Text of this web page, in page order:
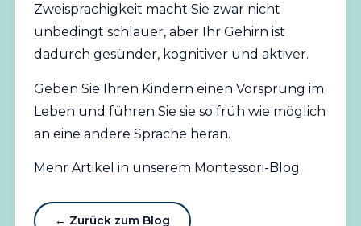
Zweisprachigkeit macht Sie zwar nicht
unbedingt schlauer, aber Ihr Gehirn ist
dadurch gesünder, kognitiver und aktiver.
Geben Sie Ihren Kindern einen Vorsprung im
Leben und führen Sie sie so früh wie möglich
an eine andere Sprache heran.
Mehr Artikel in unserem Montessori-Blog
← Zurück zum Blog